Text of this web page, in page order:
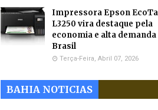
Impressora Epson
L3250 vira destaque pela
economia e alta demanda
Brasil
Terça-Feira, Abril 07, 2026
BAHIA NOTICIAS